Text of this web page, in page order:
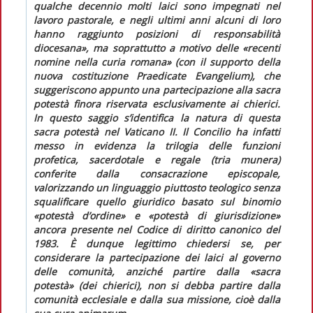
qualche decennio molti laici sono impegnati nel
lavoro pastorale, e negli ultimi anni alcuni di loro
hanno raggiunto posizioni di responsabilità
diocesana», ma soprattutto a motivo delle «recenti
nomine nella curia romana» (con il supporto della
nuova costituzione Praedicate Evangelium), che
suggeriscono appunto una partecipazione alla sacra
potestà finora riservata esclusivamente ai chierici.
In questo saggio s’identifica la natura di questa
sacra potestà nel Vaticano II. Il Concilio ha infatti
messo in evidenza la trilogia delle funzioni
profetica, sacerdotale e regale (tria munera)
conferite dalla consacrazione episcopale,
valorizzando un linguaggio piuttosto teologico senza
squalificare quello giuridico basato sul binomio
«potestà d’ordine» e «potestà di giurisdizione»
ancora presente nel Codice di diritto canonicodel
1983. È dunque legittimo chiedersi se, per
considerare la partecipazione dei laici al governo
delle comunità, anziché partire dalla «sacra
potestà» (dei chierici), non si debba partire dalla
comunità ecclesiale e dalla sua missione, cioè dalla